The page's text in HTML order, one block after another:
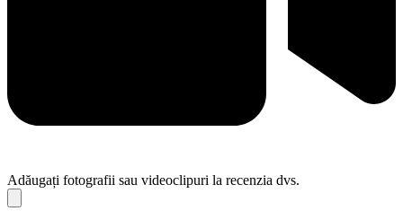
Adăugați fotografii sau videoclipuri la recenzia dvs.